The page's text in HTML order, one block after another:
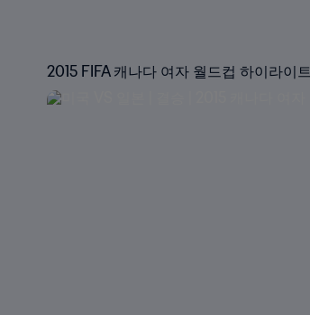
2015 FIFA 캐나다 여자 월드컵 하이라이트